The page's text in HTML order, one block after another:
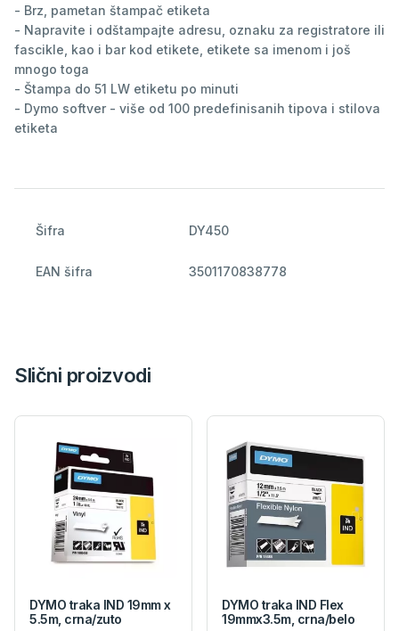
- Brz, pametan štampač etiketa
- Napravite i odštampajte adresu, oznaku za registratore ili
fascikle, kao i bar kod etikete, etikete sa imenom i još
mnogo toga
- Štampa do 51 LW etiketu po minuti
- Dymo softver - više od 100 predefinisanih tipova i stilova
etiketa
Šifra DY450
EAN šifra 3501170838778
Slični proizvodi
DYMO traka IND 19mm x
5.5m, crna/zuto
DYMO traka IND Flex
19mmx3.5m, crna/belo